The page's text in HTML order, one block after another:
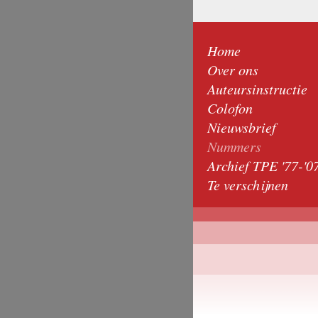
Home
Over ons
Auteursinstructie
Colofon
Nieuwsbrief
Nummers
Archief TPE '77-
Te verschijnen